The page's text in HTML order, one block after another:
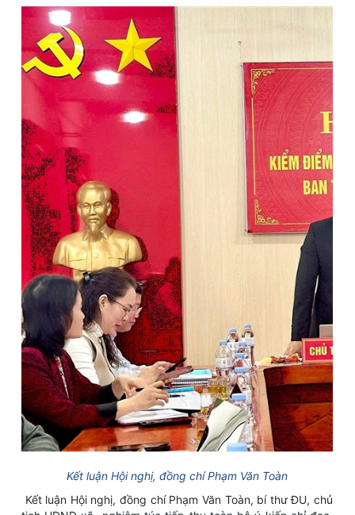
Kết luận Hội nghị, đồng chí Phạm Văn Toàn
Kết luận Hội nghị, đồng chí Phạm Văn Toàn, bí thư ĐU, chủ